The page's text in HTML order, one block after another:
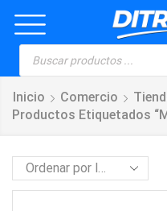
Inicio Comercio
Productos Etiquetados